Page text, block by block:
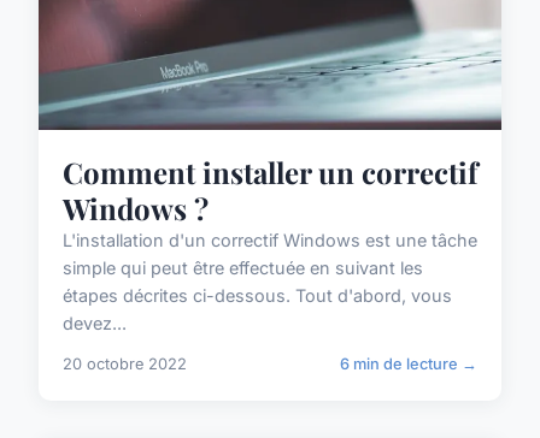
Comment installer un correctif
Windows ?
L'installation d'un correctif Windows est une tâche
simple qui peut être effectuée en suivant les
étapes décrites ci-dessous. Tout d'abord, vous
devez...
20 octobre 2022 6 min de lecture →